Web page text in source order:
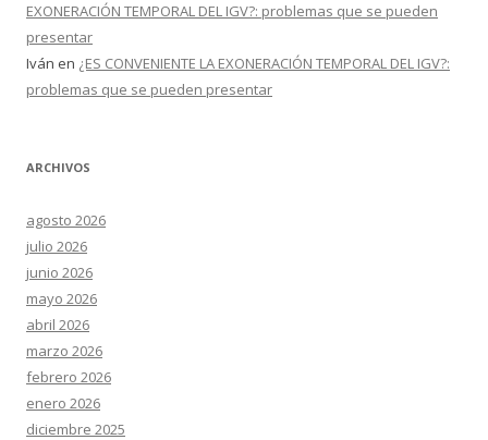
EXONERACIÓN TEMPORAL DEL IGV?: problemas que se pueden
presentar
Iván en ¿ES CONVENIENTE LA EXONERACIÓN TEMPORAL DEL IGV?:
problemas que se pueden presentar
ARCHIVOS
agosto 2026
julio 2026
junio 2026
mayo 2026
abril 2026
marzo 2026
febrero 2026
enero 2026
diciembre 2025